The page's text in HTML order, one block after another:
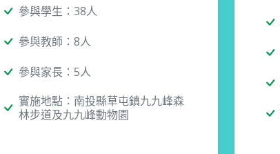
參與學生：38人
參與教師：8人
參與家長：5人
實施地點：南投縣草屯鎮九九峰森
林步道及九九峰動物園